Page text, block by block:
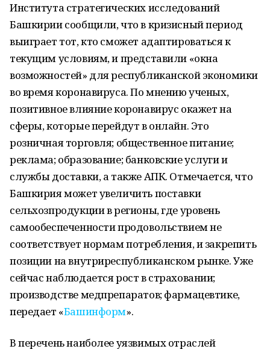
Института стратегических исследований
Башкирии сообщили, что в кризисный период
выиграет тот, кто сможет адаптироваться к
текущим условиям, и представили «окна
возможностей» для республиканской экономики
во время коронавируса. По мнению ученых,
позитивное влияние коронавирус окажет на
сферы, которые перейдут в онлайн. Это
розничная торговля; общественное питание;
реклама; образование; банковские услуги и
службы доставки, а также АПК. Отмечается, что
Башкирия может увеличить поставки
сельхозпродукции в регионы, где уровень
самообеспеченности продовольствием не
соответствует нормам потребления, и закрепить
позиции на внутриреспубликанском рынке. Уже
сейчас наблюдается рост в страховании;
производстве медпрепаратов; фармацевтике,
передает «Башинформ».
В перечень наиболее уязвимых отраслей